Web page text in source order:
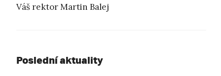
Váš rektor Martin Balej
Poslední aktuality